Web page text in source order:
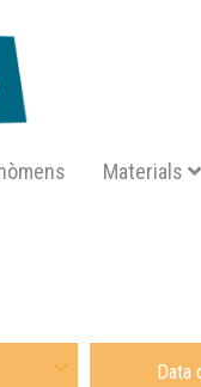
Materials